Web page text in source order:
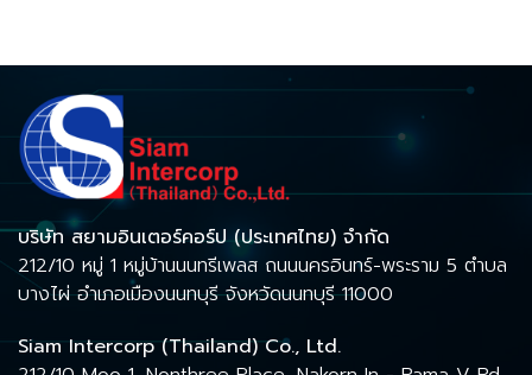
บริษัท สยามอินเตอร์คอร์ป (ประเทศไทย) จำกัด
212/10 หมู่ 1 หมู่บ้านนนทรีเพลส ถนนนครอินทร์-พระราม 5 ตำบล
บางไผ่ อำเภอเมืองนนทบุรี จังหวัดนนทบุรี 11000
Siam Intercorp (Thailand) Co., Ltd.